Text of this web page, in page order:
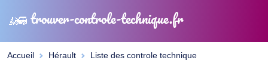
trouver-controle-technique.fr
Accueil Hérault Liste des controle technique